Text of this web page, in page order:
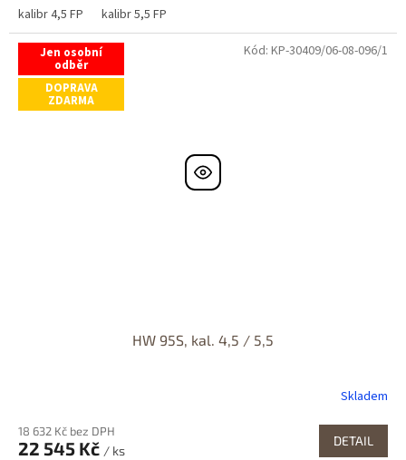
kalibr 4,5 FP kalibr 5,5 FP
Jen osobní
odběr
DOPRAVA
ZDARMA
HW 95S, kal. 4,5 / 5,5
Skladem
18 632 Kč bez DPH
22 545 Kč / ks
DETAIL
Kód: KP-30409/06-08-096/1